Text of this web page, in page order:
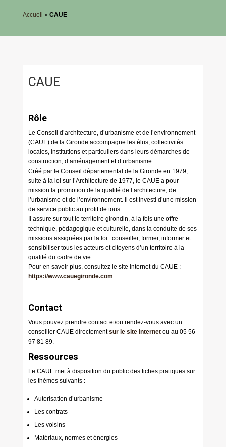
Accueil » CAUE
CAUE
Rôle
Le Conseil d’architecture, d’urbanisme et de l’environnement
(CAUE) de la Gironde accompagne les élus, collectivités
locales, institutions et particuliers dans leurs démarches de
construction, d’aménagement et d’urbanisme.
Créé par le Conseil départemental de la Gironde en 1979,
suite à la loi sur l’Architecture de 1977, le CAUE a pour
mission la promotion de la qualité de l’architecture, de
l’urbanisme et de l’environnement. Il est investi d’une mission
de service public au profit de tous.
Il assure sur tout le territoire girondin, à la fois une offre
technique, pédagogique et culturelle, dans la conduite de ses
missions assignées par la loi : conseiller, former, informer et
sensibiliser tous les acteurs et citoyens d’un territoire à la
qualité du cadre de vie.
Pour en savoir plus, consultez le site internet du CAUE :
https://www.cauegironde.com
Contact
Vous pouvez prendre contact et/ou rendez-vous avec un
conseiller CAUE directementsur le site internetou au 05 56
97 81 89.
Ressources
Le CAUE met à disposition du public des fiches pratiques sur
les thèmes suivants :
Autorisation d’urbanisme
Les contrats
Les voisins
Matériaux, normes et énergies